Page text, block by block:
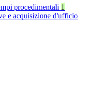
procedimentali 1
e acquisizione d'ufficio